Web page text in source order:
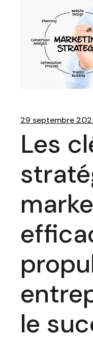
29 septembre
Les
le